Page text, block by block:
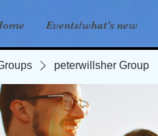
Events/what's new
peterwillsher Group